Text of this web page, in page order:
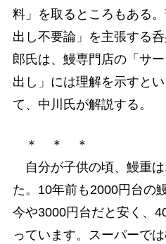
料」を取るところもある
出し不要論」を主張する
郎氏は、鰻専門店の「サ
出し」には理解を示すと
て、中川氏が解説する。
＊ ＊ ＊
自分が子供の頃、鰻重
た。10年前も2000円台の
今や3000円台だと安く、
っています。スーパーで